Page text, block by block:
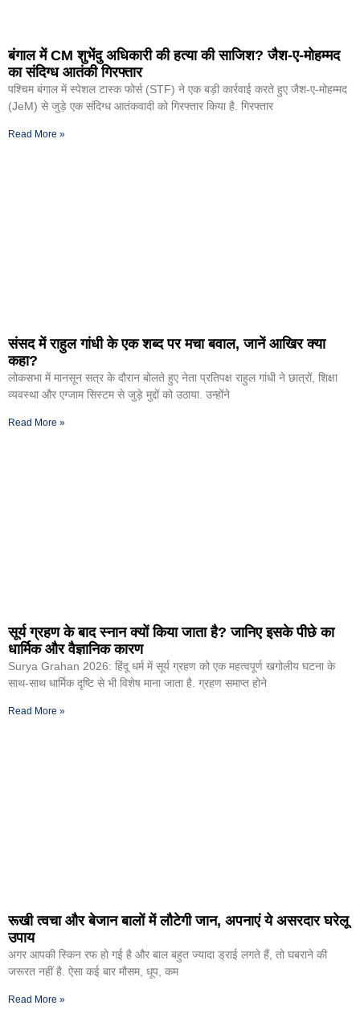
बंगाल में CM शुभेंदु अधिकारी की हत्या की साजिश? जैश-ए-मोहम्मद
का संदिग्ध आतंकी गिरफ्तार
पश्चिम बंगाल में स्पेशल टास्क फोर्स (STF) ने एक बड़ी कार्रवाई करते हुए जैश-ए-मोहम्मद
(JeM) से जुड़े एक संदिग्ध आतंकवादी को गिरफ्तार किया है. गिरफ्तार
Read More »
संसद में राहुल गांधी के एक शब्द पर मचा बवाल, जानें आखिर क्या
कहा?
लोकसभा में मानसून सत्र के दौरान बोलते हुए नेता प्रतिपक्ष राहुल गांधी ने छात्रों, शिक्षा
व्यवस्था और एग्जाम सिस्टम से जुड़े मुद्दों को उठाया. उन्होंने
Read More »
सूर्य ग्रहण के बाद स्नान क्यों किया जाता है? जानिए इसके पीछे का
धार्मिक और वैज्ञानिक कारण
Surya Grahan 2026: हिंदू धर्म में सूर्य ग्रहण को एक महत्वपूर्ण खगोलीय घटना के
साथ-साथ धार्मिक दृष्टि से भी विशेष माना जाता है. ग्रहण समाप्त होने
Read More »
रूखी त्वचा और बेजान बालों में लौटेगी जान, अपनाएं ये असरदार घरेलू
उपाय
अगर आपकी स्किन रफ हो गई है और बाल बहुत ज्यादा ड्राई लगते हैं, तो घबराने की
जरूरत नहीं है. ऐसा कई बार मौसम, धूप, कम
Read More »